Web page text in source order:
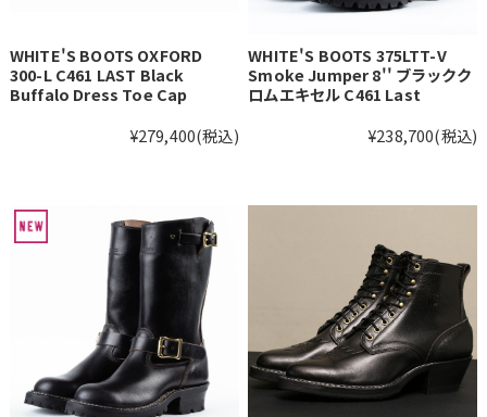
WHITE'S BOOTS OXFORD
300-L C461 LAST Black
Buffalo Dress Toe Cap
¥279,400(税込)
WHITE'S BOOTS 375LTT-V
Smoke Jumper 8'' ブラックク
ロムエキセル C461 Last
¥238,700(税込)